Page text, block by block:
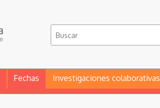
Fechas Investigaciones colaborativas